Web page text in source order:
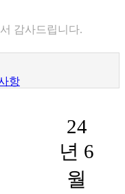
감사드립니다.
항
24
년 6
월